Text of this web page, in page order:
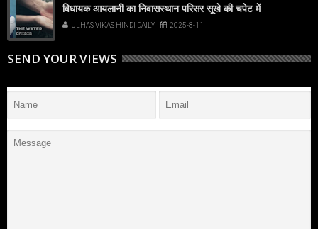
विधायक आयलानी का निवासस्थान परिसर सूखे की चपेट में
ULHAS VIKAS HINDI DAILY 2025-8-11
SEND YOUR VIEWS